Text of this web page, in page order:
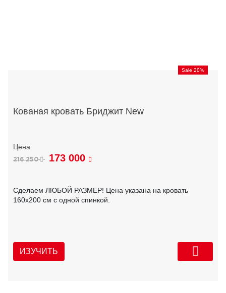
Sale 20%
Кованая кровать Бриджит New
216 250 173 000
Сделаем ЛЮБОЙ РАЗМЕР! Цена указана на кровать
160х200 см с одной спинкой.
ИЗУЧИТЬ